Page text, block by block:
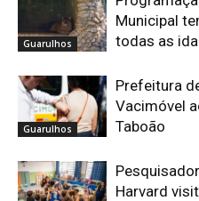
Guarulhos
Municipal
todas as
Guarulhos
Prefeitura
Vacimóvel
Taboão
Harvard